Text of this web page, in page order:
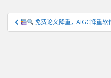
文
章
免费论文降重，AIGC降重软